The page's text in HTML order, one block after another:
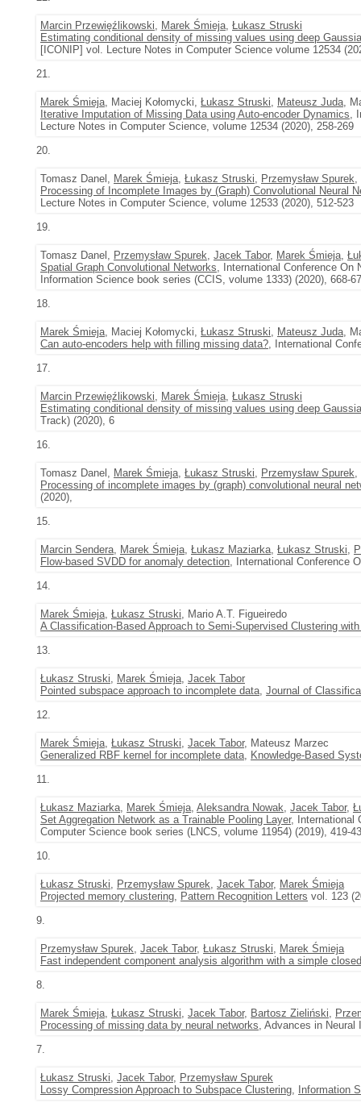
Marcin Przewięźlikowski, Marek Śmieja, Łukasz Struski
Estimating conditional density of missing values using deep
[ICONIP] vol. Lecture Notes in Computer Science volume 12534
21.
Marek Śmieja, Maciej Kołomycki, Łukasz Struski, Mateusz Juda,
Iterative Imputation of Missing Data using Auto-encoder Dynamics,
Lecture Notes in Computer Science, volume 12534 (2020), 258-269
20.
Tomasz Danel, Marek Śmieja, Łukasz Struski, Przemysław Spurek,
Processing of Incomplete Images by (Graph) Convolutional Neural
Lecture Notes in Computer Science, volume 12533 (2020), 512-523
19.
Tomasz Danel, Przemysław Spurek, Jacek Tabor, Marek Śmieja,
Spatial Graph Convolutional Networks, International Conference On
Information Science book series (CCIS, volume 1333) (2020), 668-
18.
Marek Śmieja, Maciej Kołomycki, Łukasz Struski, Mateusz Juda,
Can auto-encoders help with filling missing data?, International
17.
Marcin Przewięźlikowski, Marek Śmieja, Łukasz Struski
Estimating conditional density of missing values using deep
Track) (2020), 6
16.
Tomasz Danel, Marek Śmieja, Łukasz Struski, Przemysław Spurek,
Processing of incomplete images by (graph) convolutional neural
(2020),
15.
Marcin Sendera, Marek Śmieja, Łukasz Maziarka, Łukasz Struski,
Flow-based SVDD for anomaly detection, International Conference
14.
Marek Śmieja, Łukasz Struski, Mario A.T. Figueiredo
A Classification-Based Approach to Semi-Supervised Clustering
13.
Łukasz Struski, Marek Śmieja, Jacek Tabor
Pointed subspace approach to incomplete data, Journal of
12.
Marek Śmieja, Łukasz Struski, Jacek Tabor, Mateusz Marzec
Generalized RBF kernel for incomplete data, Knowledge-Based
11.
Łukasz Maziarka, Marek Śmieja, Aleksandra Nowak, Jacek Tabor,
Set Aggregation Network as a Trainable Pooling Layer, International
Computer Science book series (LNCS, volume 11954) (2019), 419-
10.
Łukasz Struski, Przemysław Spurek, Jacek Tabor, Marek Śmieja
Projected memory clustering, Pattern Recognition Letters vol. 123
9.
Przemysław Spurek, Jacek Tabor, Łukasz Struski, Marek Śmieja
Fast independent component analysis algorithm with a simple
8.
Marek Śmieja, Łukasz Struski, Jacek Tabor, Bartosz Zieliński,
Processing of missing data by neural networks, Advances in Neural
7.
Łukasz Struski, Jacek Tabor, Przemysław Spurek
Lossy Compression Approach to Subspace Clustering,
Information